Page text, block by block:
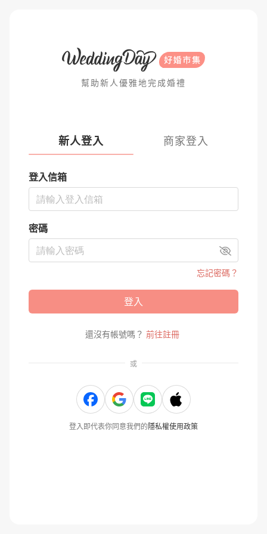
幫助新人優雅地完成婚禮
新人登入 商家登入
登入信箱
密碼
忘記密碼？
登入
還沒有帳號嗎？ 前往註冊
或
登入即代表你同意我們的隱私權使用政策